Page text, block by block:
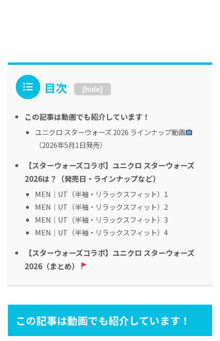
目次 [hide]
この記事は動画でも紹介しています！
ユニクロ スターウォーズ 2026 ラインナップ動画
（2026年5月1日発売）
【スターウォーズコラボ】ユニクロ スターウォーズ
2026は？（発売日・ラインナップなど）
MEN｜UT（半袖・リラックスフィット）1
MEN｜UT（半袖・リラックスフィット）2
MEN｜UT（半袖・リラックスフィット）3
MEN｜UT（半袖・リラックスフィット）4
【スターウォーズコラボ】ユニクロ スターウォーズ
2026（まとめ）
この記事は動画でも紹介しています！